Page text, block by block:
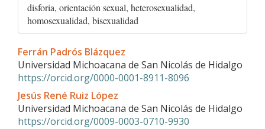
disforia, orientación sexual, heterosexualidad,
homosexualidad, bisexualidad
Contenido
principal
del
artículo
Ferrán Padrós Blázquez
Universidad Michoacana de San Nicolás de Hidalgo
https://orcid.org/0000-0001-8911-8096
Jesús René Ruiz López
Universidad Michoacana de San Nicolás de Hidalgo
https://orcid.org/0009-0003-0710-9930